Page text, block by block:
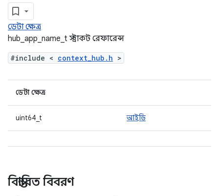
ডেটা ক্ষেত্র
hub_app_name_t স্ট্রাকট রেফারেন্স
#include < context_hub.h >
ডেটা ক্ষেত্র
uint64_t আইডি
বিস্তারিত বিবরণ